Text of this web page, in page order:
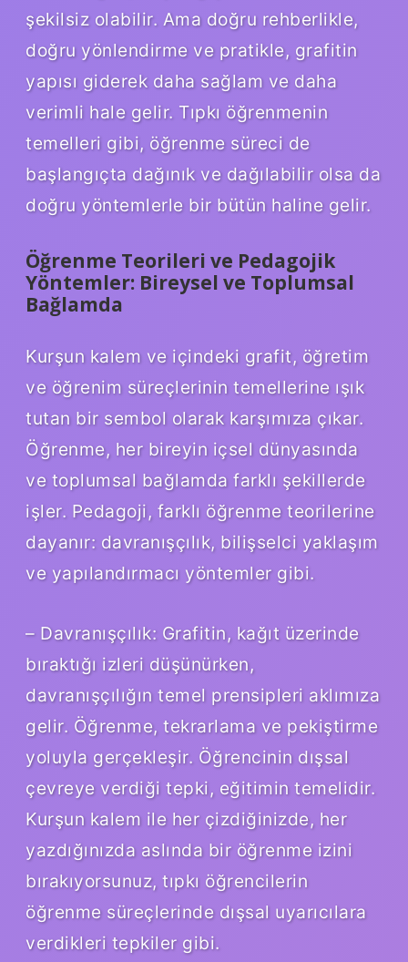
şekilsiz olabilir. Ama doğru rehberlikle,
doğru yönlendirme ve pratikle, grafitin
yapısı giderek daha sağlam ve daha
verimli hale gelir. Tıpkı öğrenmenin
temelleri gibi, öğrenme süreci de
başlangıçta dağınık ve dağılabilir olsa da
doğru yöntemlerle bir bütün haline gelir.
Öğrenme Teorileri ve Pedagojik
Yöntemler: Bireysel ve Toplumsal
Bağlamda
Kurşun kalem ve içindeki grafit, öğretim
ve öğrenim süreçlerinin temellerine ışık
tutan bir sembol olarak karşımıza çıkar.
Öğrenme, her bireyin içsel dünyasında
ve toplumsal bağlamda farklı şekillerde
işler. Pedagoji, farklı öğrenme teorilerine
dayanır: davranışçılık, bilişselci yaklaşım
ve yapılandırmacı yöntemler gibi.
– Davranışçılık: Grafitin, kağıt üzerinde
bıraktığı izleri düşünürken,
davranışçılığın temel prensipleri aklımıza
gelir. Öğrenme, tekrarlama ve pekiştirme
yoluyla gerçekleşir. Öğrencinin dışsal
çevreye verdiği tepki, eğitimin temelidir.
Kurşun kalem ile her çizdiğinizde, her
yazdığınızda aslında bir öğrenme izini
bırakıyorsunuz, tıpkı öğrencilerin
öğrenme süreçlerinde dışsal uyarıcılara
verdikleri tepkiler gibi.